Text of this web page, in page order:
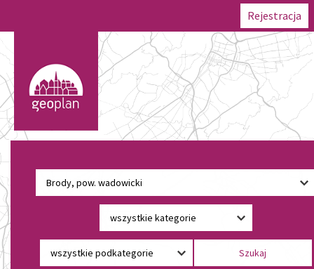
Rejestracja